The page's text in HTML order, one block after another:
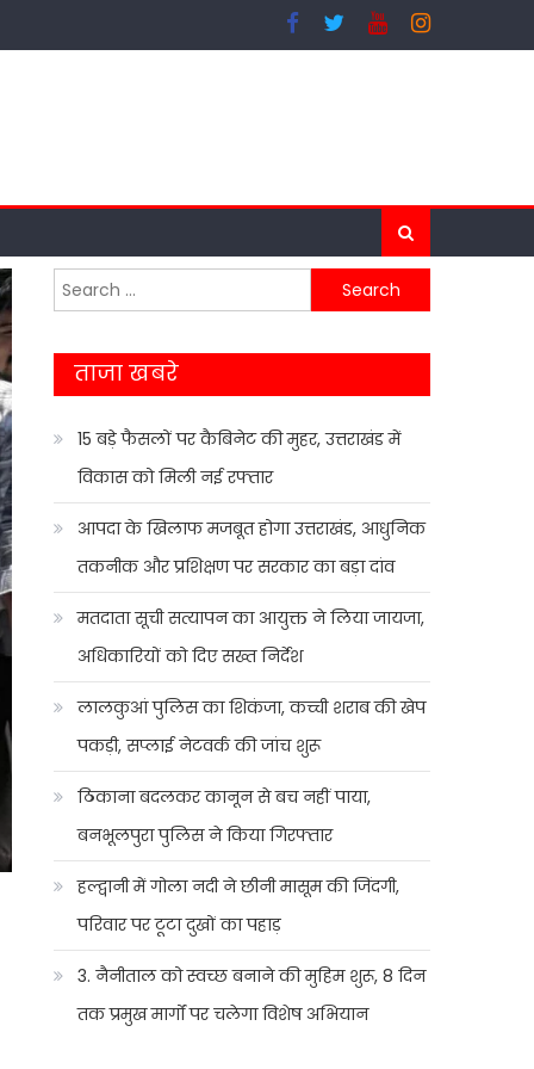
Search
for:
ताजा खबरे
15 बड़े फैसलों पर कैबिनेट की मुहर, उत्तराखंड में
विकास को मिली नई रफ्तार
आपदा के खिलाफ मजबूत होगा उत्तराखंड, आधुनिक
तकनीक और प्रशिक्षण पर सरकार का बड़ा दांव
मतदाता सूची सत्यापन का आयुक्त ने लिया जायजा,
अधिकारियों को दिए सख्त निर्देश
लालकुआं पुलिस का शिकंजा, कच्ची शराब की खेप
पकड़ी, सप्लाई नेटवर्क की जांच शुरू
ठिकाना बदलकर कानून से बच नहीं पाया,
बनभूलपुरा पुलिस ने किया गिरफ्तार
हल्द्वानी में गोला नदी ने छीनी मासूम की जिंदगी,
परिवार पर टूटा दुखों का पहाड़
3. नैनीताल को स्वच्छ बनाने की मुहिम शुरू, 8 दिन
तक प्रमुख मार्गों पर चलेगा विशेष अभियान